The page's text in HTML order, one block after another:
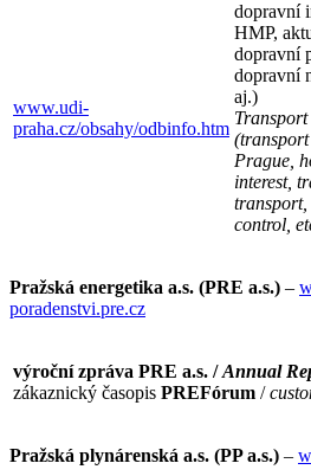
www.udi-
praha.cz/obsahy/odbinfo.htm
dopravní
HMP,
dopravní
dopravní
aj.)
Prague,
interest,
control,
Pražská energetika a.s. (PRE a.s.) –
poradenstvi.pre.cz
výroční zpráva PRE a.s. /Annual
zákaznický časopis PREFórum /
Pražská plynárenská a.s. (PP a.s.) –